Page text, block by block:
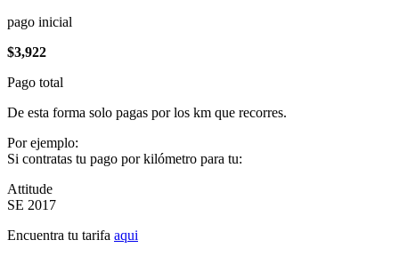
pago inicial
$3,922
Pago total
De esta forma solo pagas por los km que recorres.
Por ejemplo:
Si contratas tu pago por kilómetro para tu:
Attitude
SE 2017
Encuentra tu tarifa aqui